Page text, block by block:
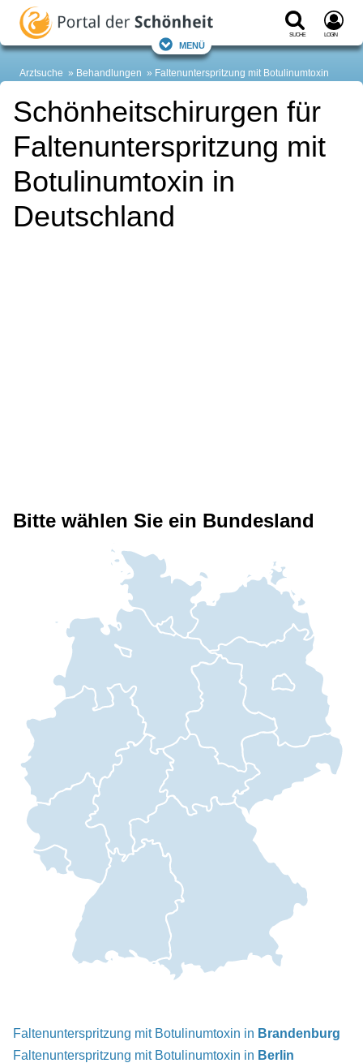
Suche Login
Menü
Arztsuche Behandlungen Faltenunterspritzung mit Botulinumtoxin
Schönheitschirurgen für
Faltenunterspritzung mit
Botulinumtoxin in
Deutschland
Bitte wählen Sie ein Bundesland
Faltenunterspritzung mit Botulinumtoxin in Brandenburg
Faltenunterspritzung mit Botulinumtoxin in Berlin